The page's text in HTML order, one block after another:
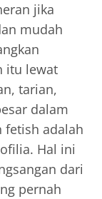
jika
mudah
itu lewat
tarian,
dalam
fetish adalah
Hal ini
dari
pernah